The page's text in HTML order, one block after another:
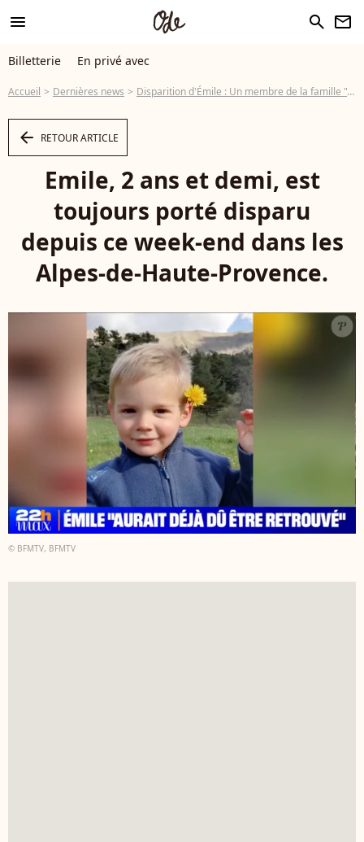
menu search newsletter
Billetterie En privé avec
Accueil Dernières news Disparition d'Émile : Un membre de la famille "colérique" ? Une personnalité sévère qui interroge certains...
arrow_left RETOUR ARTICLE
Emile, 2 ans et demi, est
toujours porté disparu
depuis ce week-end dans les
Alpes-de-Haute-Provence.
© BFMTV, BFMTV